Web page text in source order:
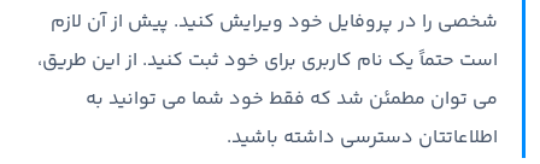
شخصی را در پروفایل خود ویرایش کنید. پیش از آن لازم
است حتماً یک نام کاربری برای خود ثبت کنید. از این طریق،
می توان مطمئن شد که فقط خود شما می توانید به
اطلاعاتتان دسترسی داشته باشید.